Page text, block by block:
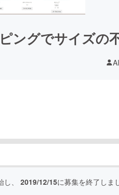
ングでサイズの
し、 2019/12/15に募集を終了しま